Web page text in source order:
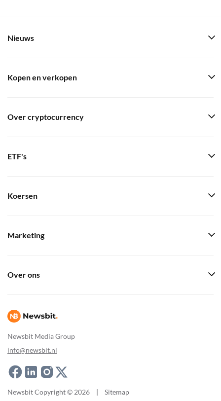
Newsbit Media Group
info@newsbit.nl
Nieuws
Kopen en verkopen
Over cryptocurrency
ETF's
Koersen
Marketing
Over ons
Newsbit Copyright © 2026 | Sitemap